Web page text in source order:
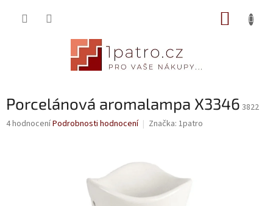
Porcelánová aromalampa X3346 3822
Průměrné
4 hodnoceníPodrobnosti hodnocení Značka: 1patro